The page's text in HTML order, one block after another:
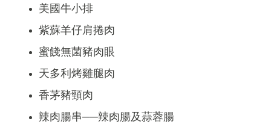
美國牛小排
紫蘇羊仔肩捲肉
蜜餞無菌豬肉眼
天多利烤雞腿肉
香茅豬頸肉
辣肉腸串──辣肉腸及蒜蓉腸